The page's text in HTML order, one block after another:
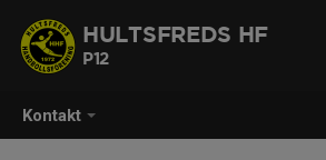
Kontakt
HULTSFREDS HF
P12